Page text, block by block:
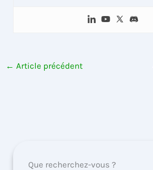
← Article précédent
Que recherchez-vous ?